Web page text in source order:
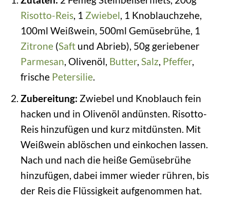
Risotto-Reis, 1 Zwiebel, 1 Knoblauchzehe,
100ml Weißwein, 500ml Gemüsebrühe, 1
Zitrone(Saftund Abrieb), 50g geriebener
Parmesan, Olivenöl, Butter, Salz, Pfeffer,
frische Petersilie.
Zubereitung: Zwiebel und Knoblauch fein
hacken und in Olivenöl andünsten. Risotto-
Reis hinzufügen und kurz mitdünsten. Mit
Weißwein ablöschen und einkochen lassen.
Nach und nach die heiße Gemüsebrühe
hinzufügen, dabei immer wieder rühren, bis
der Reis die Flüssigkeit aufgenommen hat.